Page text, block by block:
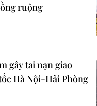
ruộng
gây tai nạn giao
Hà Nội-Hải Phòng